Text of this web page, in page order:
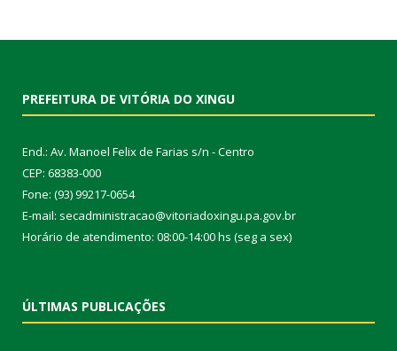
PREFEITURA DE VITÓRIA DO XINGU
End.: Av. Manoel Felix de Farias s/n - Centro
CEP: 68383-000
Fone: (93) 99217-0654
E-mail: secadministracao@vitoriadoxingu.pa.gov.br
Horário de atendimento: 08:00-14:00 hs (seg a sex)
ÚLTIMAS PUBLICAÇÕES